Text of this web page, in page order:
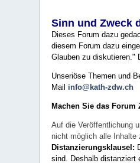
Sinn und Zweck
Dieses Forum dazu
diesem Forum dazu
Glauben zu diskutieren."
Unseriöse Themen und
Mail info@kath-zdw.ch
Machen Sie das Forum
Auf die Veröffentlichung
nicht möglich alle Inhalte
Distanzierungsklausel:
sind. Deshalb distanziert